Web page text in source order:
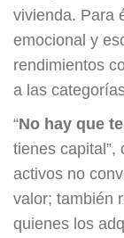
vivienda. Para
emocional y
rendimientos
a las
“No hay que
tienes capital”,
activos no
valor; también
quienes los